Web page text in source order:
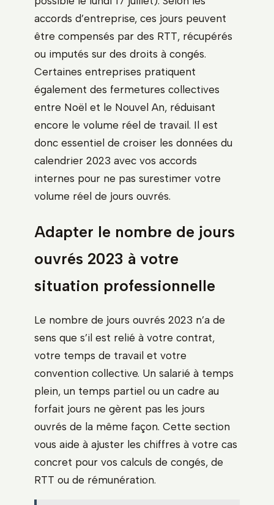
accords d’entreprise, ces jours peuvent
être compensés par des RTT, récupérés
ou imputés sur des droits à congés.
Certaines entreprises pratiquent
également des fermetures collectives
entre Noël et le Nouvel An, réduisant
encore le volume réel de travail. Il est
donc essentiel de croiser les données du
calendrier 2023 avec vos accords
internes pour ne pas surestimer votre
volume réel de jours ouvrés.
Adapter le nombre de jours
ouvrés 2023 à votre
situation professionnelle
Le nombre de jours ouvrés 2023 n’a de
sens que s’il est relié à votre contrat,
votre temps de travail et votre
convention collective. Un salarié à temps
plein, un temps partiel ou un cadre au
forfait jours ne gèrent pas les jours
ouvrés de la même façon. Cette section
vous aide à ajuster les chiffres à votre cas
concret pour vos calculs de congés, de
RTT ou de rémunération.